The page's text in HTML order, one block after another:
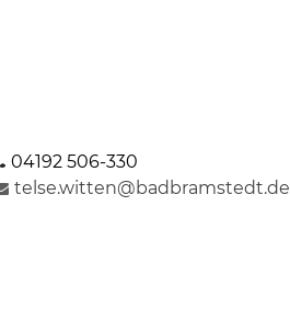
04192 506-330
telse.witten@badbramstedt.de